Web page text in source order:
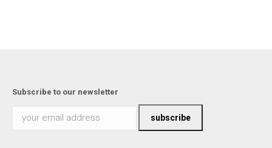
Subscribe to our newsletter